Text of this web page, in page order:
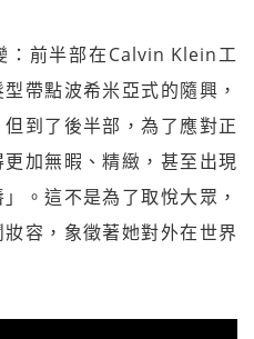
：前半部在Calvin Klein工
帶點波希米亞式的隨興，
到了後半部，為了應對正
加無暇、精緻，甚至出現
。這不是為了取悅大眾，
容，象徵著她對外在世界